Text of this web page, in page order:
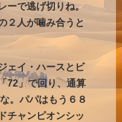
ーで逃げ切りね。
２人が噛み合うと
ェイ・ハースとビ
72」で回り、通算
。パパはもう６８
チャンピオンシッ